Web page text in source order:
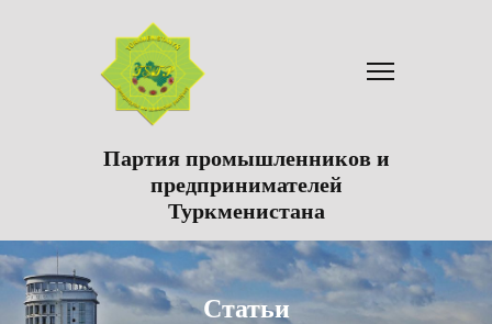
Партия промышленников и
предпринимателей
Туркменистана
Статьи